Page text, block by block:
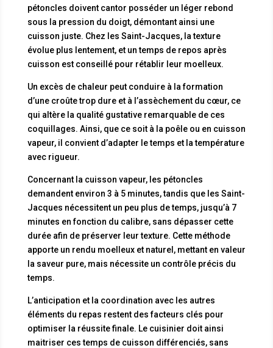
pétoncles doivent cantor posséder un léger rebond
sous la pression du doigt, démontant ainsi une
cuisson juste. Chez les Saint-Jacques, la texture
évolue plus lentement, et un temps de repos après
cuisson est conseillé pour rétablir leur moelleux.
Un excès de chaleur peut conduire à la formation
d’une croûte trop dure et à l’assèchement du cœur, ce
qui altère la qualité gustative remarquable de ces
coquillages. Ainsi, que ce soit à la poêle ou en cuisson
vapeur, il convient d’adapter le temps et la température
avec rigueur.
Concernant la cuisson vapeur, les pétoncles
demandent environ 3 à 5 minutes, tandis que les Saint-
Jacques nécessitent un peu plus de temps, jusqu’à 7
minutes en fonction du calibre, sans dépasser cette
durée afin de préserver leur texture. Cette méthode
apporte un rendu moelleux et naturel, mettant en valeur
la saveur pure, mais nécessite un contrôle précis du
temps.
L’anticipation et la coordination avec les autres
éléments du repas restent des facteurs clés pour
optimiser la réussite finale. Le cuisinier doit ainsi
maitriser ces temps de cuisson différenciés, sans